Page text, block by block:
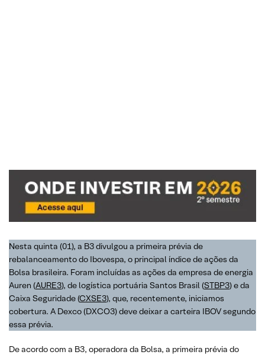
Nesta quinta (01), a B3 divulgou a primeira prévia de
rebalanceamento do Ibovespa, o principal índice de ações da
Bolsa brasileira. Foram incluídas as ações da empresa de energia
Auren (AURE3), de logística portuária Santos Brasil (STBP3) e da
Caixa Seguridade (CXSE3), que, recentemente, iniciamos
cobertura. A Dexco (DXCO3) deve deixar a carteira IBOV segundo
essa prévia.
De acordo com a B3, operadora da Bolsa, a primeira prévia do